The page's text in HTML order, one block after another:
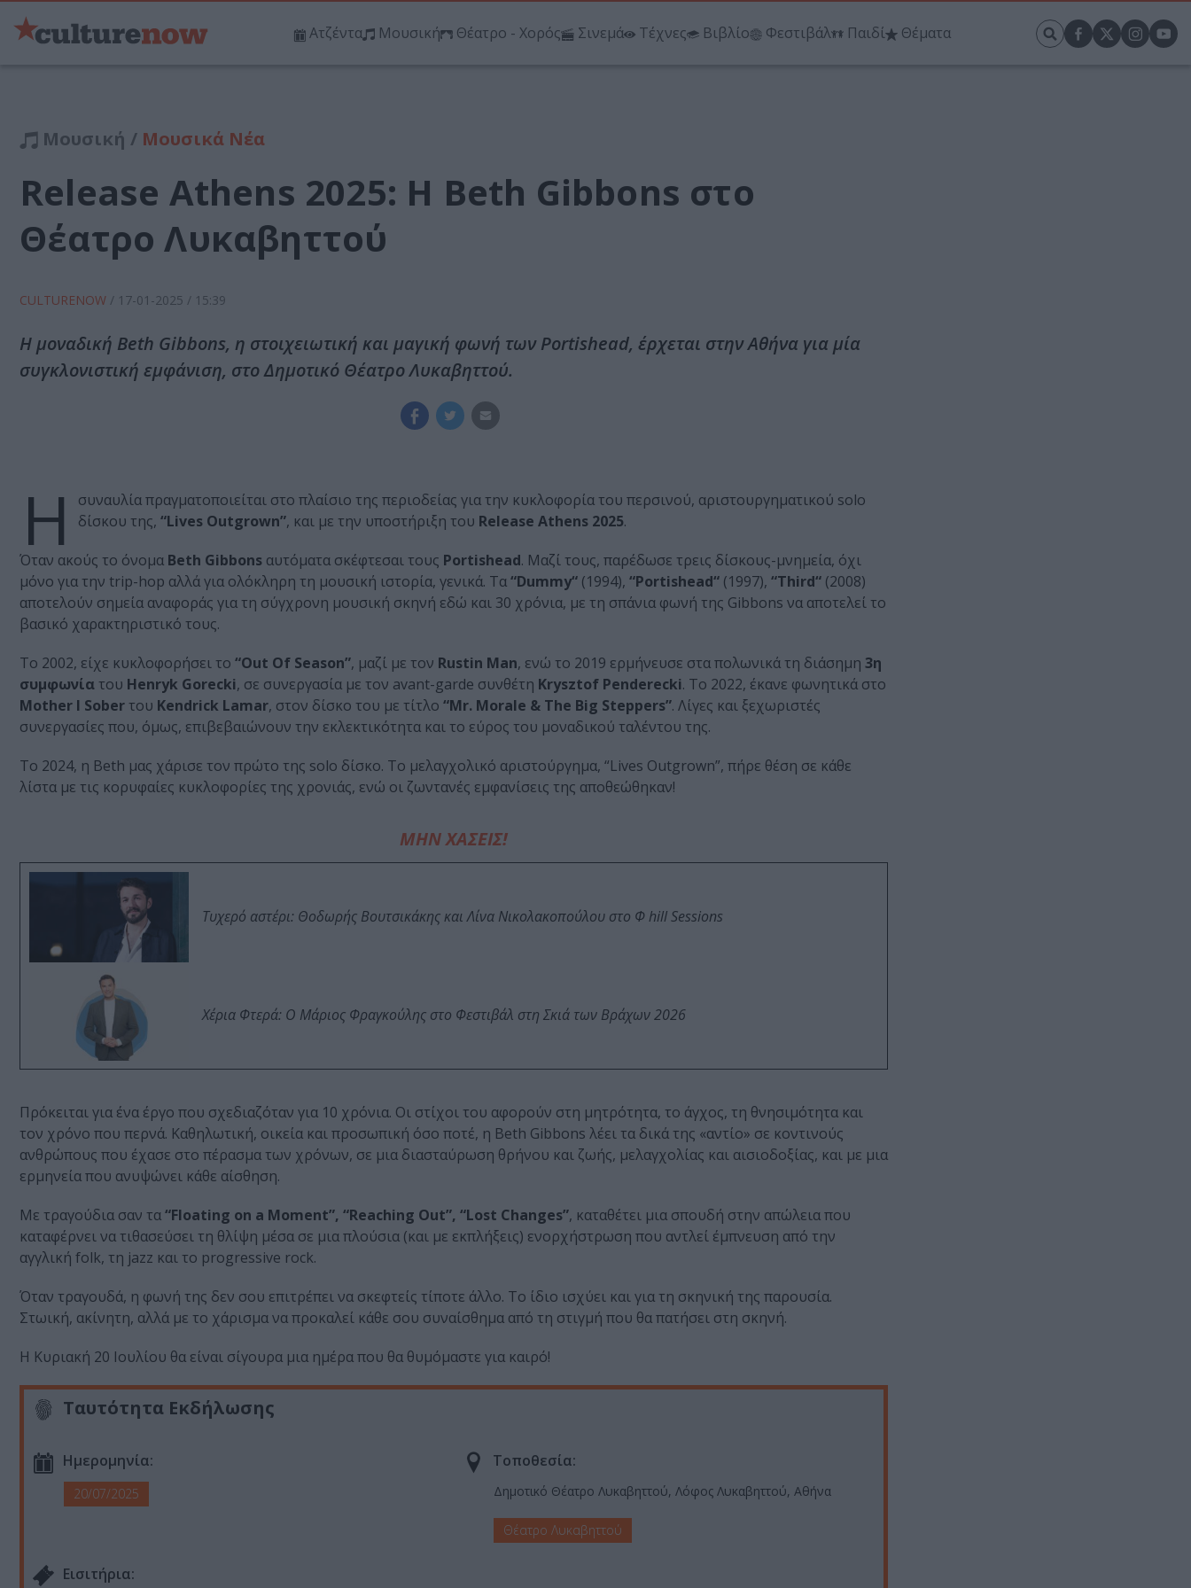
Ατζέντα Μουσική Θέατρο - Χορός Σινεμά Τέχνες Βιβλίο Φεστιβάλ Παιδί Θέματα
Μουσική / Μουσικά Νέα
Release Athens 2025: Η Beth Gibbons στο
Θέατρο Λυκαβηττού
CULTURENOW / 17-01-2025 / 15:39
Η μοναδική Beth Gibbons, η στοιχειωτική και μαγική φωνή των Portishead, έρχεται στην Αθήνα για μία
συγκλονιστική εμφάνιση, στο Δημοτικό Θέατρο Λυκαβηττού.
Η
συναυλία πραγματοποιείται στο πλαίσιο της περιοδείας για την κυκλοφορία του περσινού, αριστουργηματικού solo
δίσκου της, “Lives Outgrown”, και με την υποστήριξη του Release Athens 2025.
Όταν ακούς το όνομα Beth Gibbons αυτόματα σκέφτεσαι τους Portishead. Μαζί τους, παρέδωσε τρεις δίσκους-μνημεία, όχι
μόνο για την trip-hop αλλά για ολόκληρη τη μουσική ιστορία, γενικά. Τα“Dummy“ (1994), “Portishead“ (1997), “Third“ (2008)
αποτελούν σημεία αναφοράς για τη σύγχρονη μουσική σκηνή εδώ και 30 χρόνια, με τη σπάνια φωνή της Gibbons να αποτελεί το
βασικό χαρακτηριστικό τους.
Το 2002, είχε κυκλοφορήσει το “Out Of Season”, μαζί με τον Rustin Man, ενώ το 2019 ερμήνευσε στα πολωνικά τη διάσημη 3η
συμφωνία του Henryk Gorecki, σε συνεργασία με τον avant-garde συνθέτη Krysztof Penderecki. Το 2022, έκανε φωνητικά στο
Mother I Sober του Kendrick Lamar, στον δίσκο του με τίτλο “Mr. Morale & The Big Steppers”. Λίγες και ξεχωριστές
συνεργασίες που, όμως, επιβεβαιώνουν την εκλεκτικότητα και το εύρος του μοναδικού ταλέντου της.
To 2024, η Beth μας χάρισε τον πρώτο της solo δίσκο. Το μελαγχολικό αριστούργημα, “Lives Outgrown”, πήρε θέση σε κάθε
λίστα με τις κορυφαίες κυκλοφορίες της χρονιάς, ενώ οι ζωντανές εμφανίσεις της αποθεώθηκαν!
ΜΗΝ ΧΑΣΕΙΣ!
Τυχερό αστέρι: Θοδωρής Βουτσικάκης και Λίνα Νικολακοπούλου στο Φ hill Sessions
Χέρια Φτερά: Ο Μάριος Φραγκούλης στο Φεστιβάλ στη Σκιά των Βράχων 2026
Πρόκειται για ένα έργο που σχεδιαζόταν για 10 χρόνια. Οι στίχοι του αφορούν στη μητρότητα, το άγχος, τη θνησιμότητα και
τον χρόνο που περνά. Καθηλωτική, οικεία και προσωπική όσο ποτέ, η Beth Gibbons λέει τα δικά της «αντίο» σε κοντινούς
ανθρώπους που έχασε στο πέρασμα των χρόνων, σε μια διασταύρωση θρήνου και ζωής, μελαγχολίας και αισιοδοξίας, και με μια
ερμηνεία που ανυψώνει κάθε αίσθηση.
Με τραγούδια σαν τα“Floating on a Moment”, “Reaching Out”, “Lost Changes”, καταθέτει μια σπουδή στην απώλεια που
καταφέρνει να τιθασεύσει τη θλίψη μέσα σε μια πλούσια (και με εκπλήξεις) ενορχήστρωση που αντλεί έμπνευση από την
αγγλική folk, τη jazz και το progressive rock.
Όταν τραγουδά, η φωνή της δεν σου επιτρέπει να σκεφτείς τίποτε άλλο. Το ίδιο ισχύει και για τη σκηνική της παρουσία.
Στωική, ακίνητη, αλλά με το χάρισμα να προκαλεί κάθε σου συναίσθημα από τη στιγμή που θα πατήσει στη σκηνή.
H Κυριακή 20 Ιουλίου θα είναι σίγουρα μια ημέρα που θα θυμόμαστε για καιρό!
Ταυτότητα Εκδήλωσης
Ημερομηνία:
20/07/2025
Τοποθεσία:
Δημοτικό Θέατρο Λυκαβηττού, Λόφος Λυκαβηττού, Αθήνα
Θέατρο Λυκαβηττού
Eισιτήρια: